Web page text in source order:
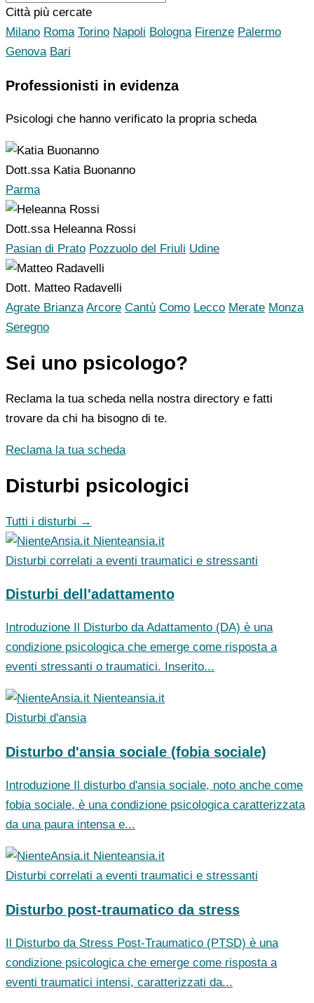
Città più cercate
Milano Roma Torino Napoli Bologna Firenze Palermo
Genova Bari
Professionisti in evidenza
Psicologi che hanno verificato la propria scheda
Dott.ssa Katia Buonanno
Parma
Dott.ssa Heleanna Rossi
Pasian di Prato Pozzuolo del Friuli Udine
Dott. Matteo Radavelli
Agrate Brianza Arcore Cantù Como Lecco Merate Monza
Seregno
Sei uno psicologo?
Reclama la tua scheda nella nostra directory e fatti
trovare da chi ha bisogno di te.
Reclama la tua scheda
Disturbi psicologici
Tutti i disturbi →
Nienteansia.it
Disturbi correlati a eventi traumatici e stressanti
Disturbi dell'adattamento
Introduzione Il Disturbo da Adattamento (DA) è una
condizione psicologica che emerge come risposta a
eventi stressanti o traumatici. Inserito...
Nienteansia.it
Disturbi d'ansia
Disturbo d'ansia sociale (fobia sociale)
Introduzione Il disturbo d'ansia sociale, noto anche come
fobia sociale, è una condizione psicologica caratterizzata
da una paura intensa e...
Nienteansia.it
Disturbi correlati a eventi traumatici e stressanti
Disturbo post-traumatico da stress
Il Disturbo da Stress Post-Traumatico (PTSD) è una
condizione psicologica che emerge come risposta a
eventi traumatici intensi, caratterizzati da...